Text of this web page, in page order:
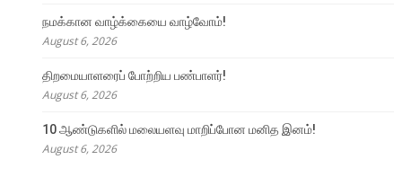
நமக்கான வாழ்க்கையை வாழ்வோம்!
August 6, 2026
திறமையாளரைப் போற்றிய பண்பாளர்!
August 6, 2026
10 ஆண்டுகளில் மலையளவு மாறிப்போன மனித இனம்!
August 6, 2026